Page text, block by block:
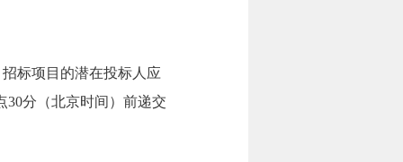
标项目的潜在投标人应
30分（北京时间）前递交